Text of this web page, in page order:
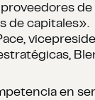
de
de capitales».
en